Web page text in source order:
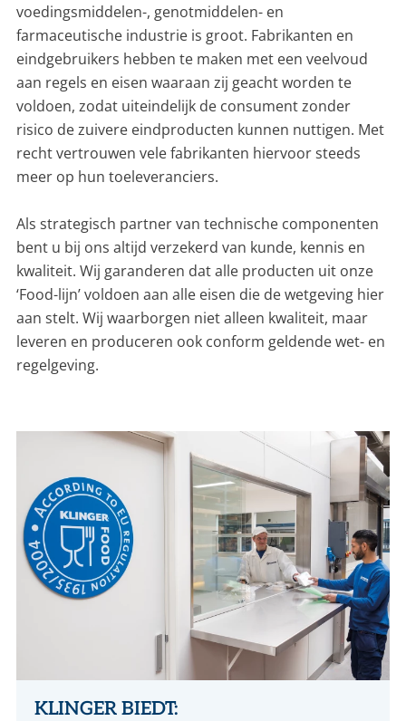
voedingsmiddelen-, genotmiddelen- en
farmaceutische industrie is groot. Fabrikanten en
eindgebruikers hebben te maken met een veelvoud
aan regels en eisen waaraan zij geacht worden te
voldoen, zodat uiteindelijk de consument zonder
risico de zuivere eindproducten kunnen nuttigen. Met
recht vertrouwen vele fabrikanten hiervoor steeds
meer op hun toeleveranciers.
Als strategisch partner van technische componenten
bent u bij ons altijd verzekerd van kunde, kennis en
kwaliteit. Wij garanderen dat alle producten uit onze
‘Food-lijn’ voldoen aan alle eisen die de wetgeving hier
aan stelt. Wij waarborgen niet alleen kwaliteit, maar
leveren en produceren ook conform geldende wet- en
regelgeving.
KLINGER BIEDT: